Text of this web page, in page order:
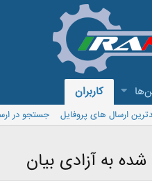
کاربران
ارسال های پروفایل
جستجو در
به آزادی بیان